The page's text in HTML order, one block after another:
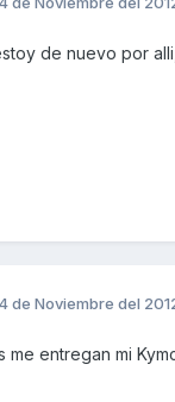
de nuevo por
de Noviembre del
me entregan mi